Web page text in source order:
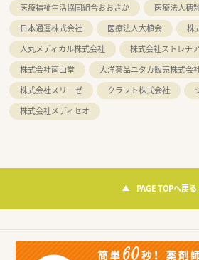
医療福祉生活協同組合おおさか
医療法人穂
日本通運株式会社
医療法人大植会
株
人丸メディカル株式会社
株式会社ストレチア
株式会社南山堂
大洋薬品ユタカ販売株式会
株式会社スリーゼ
クラフト株式会社
株式会社メディセオ
PAGE TOPへ戻る